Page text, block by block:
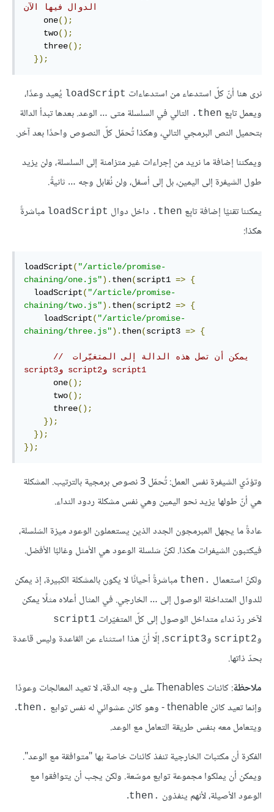
الدوال فيها الآن
    one
();
    two
();
    three
();
});
نرى هنا أنّ كلّ استدعاء من استدعاءات loadScript يُعيد وعدًا،
ويعمل تابِع ‎.then التالي في السلسلة متى … الوعد. بعدها تبدأ الدالة
بتحميل النص البرمجي التالي، وهكذا تُحمّل كلّ النصوص واحدًا بعد آخر.
ويمكننا إضافة ما نريد من إجراءات غير متزامنة إلى السلسلة، ولن يزيد
طول الشيفرة إلى اليمين، بل إلى أسفل، ولن نُقابل وجه … ثانيةً.
يمكننا تقنيًا إضافة تابِع ‎.then داخل دوال loadScript مباشرةً
هكذا:
loadScript( "/article/promise-
chaining/one.js"). then(script1 => {
  loadScript
( "/article/promise-
chaining/two.js"). then(script2 => {
    loadScript
( "/article/promise-
chaining/three.js"). then(script3 => {
// ‫يمكن أن تصل هذه الدالة إلى المتغيّرات
script1 وscript2 وscript3
      one
();
      two
();
      three
();
});
});
});
وتؤدّي الشيفرة نفس العمل: تُحمّل 3 نصوص برمجية بالترتيب. المشكلة
هي أنّ طولها يزيد نحو اليمين وهي نفس مشكلة ردود النداء.
عادةً ما يجهل المبرمجون الجدد الذين يستعملون الوعود ميزة السَلسلة،
فيكتبون الشيفرات هكذا. لكنّ سَلسلة الوعود هي الأمثل وغالبًا الأفضل.
ولكنّ استعمال .then
مباشرةً أحيانًا لا يكون بالمشكلة الكبيرة، إذ يمكن
للدوال المتداخلة الوصول إلى … الخارجي. في المثال أعلاه مثلًا يمكن
لآخر ردّ نداء متداخل الوصول إلى كلّ المتغيّرات script1
وscript2 وscript3، إلّا أنّ هذا استثناء عن القاعدة وليس قاعدة
بحدّ ذاتها.
ملاحظة
: كائنات Thenables على وجه الدقة، لا تعيد المعالجات وعودًا
وإنما تعيد كائن thenable - وهو كائن عشوائي له نفس توابع
.then
.
ويتعامل معه بنفس طريقة التعامل مع الوعد.
الفكرة أن مكتبات الخارجية تنفذ كائنات خاصة بها "متوافقة مع الوعد".
ويمكن أن يملكوا مجموعة توابع موسّعة. ولكن يجب أن يتوافقوا مع
الوعود الأصيلة، لأنهم ينفذون .then
.